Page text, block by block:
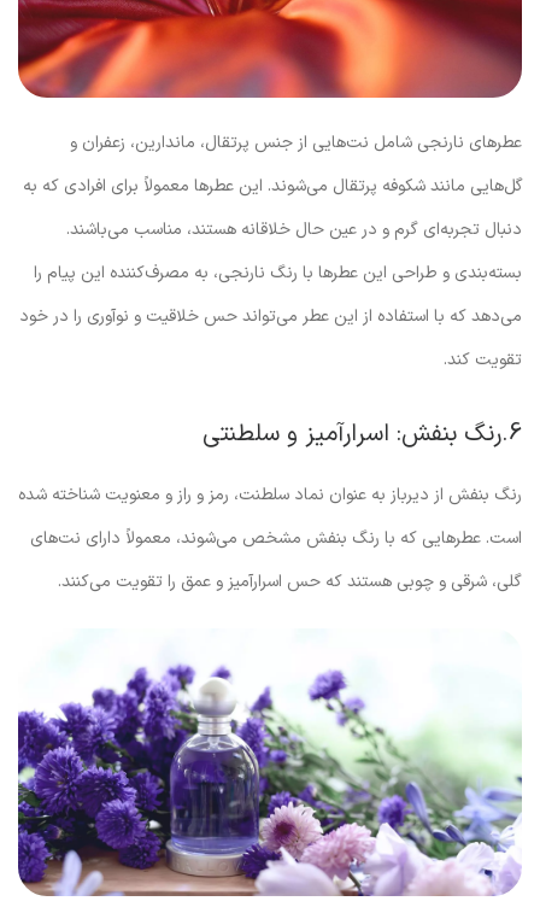
عطرهای نارنجی شامل نت‌هایی از جنس پرتقال، ماندارین، زعفران و
گل‌هایی مانند شکوفه پرتقال می‌شوند. این عطرها معمولاً برای افرادی که به
دنبال تجربه‌ای گرم و در عین حال خلاقانه هستند، مناسب می‌باشند.
بسته‌بندی و طراحی این عطرها با رنگ نارنجی، به مصرف‌کننده این پیام را
می‌دهد که با استفاده از این عطر می‌تواند حس خلاقیت و نوآوری را در خود
تقویت کند.
6.رنگ بنفش: اسرارآمیز و سلطنتی
رنگ بنفش از دیرباز به عنوان نماد سلطنت، رمز و راز و معنویت شناخته شده
است. عطرهایی که با رنگ بنفش مشخص می‌شوند، معمولاً دارای نت‌های
گلی، شرقی و چوبی هستند که حس اسرارآمیز و عمق را تقویت می‌کنند.